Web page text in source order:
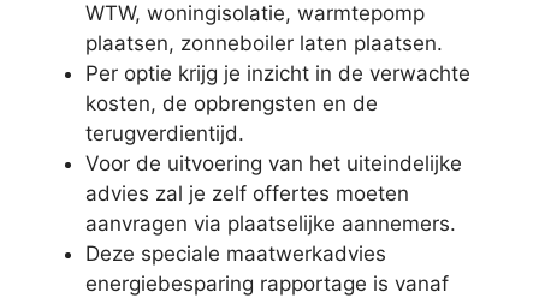
WTW, woningisolatie, warmtepomp
plaatsen, zonneboiler laten plaatsen.
Per optie krijg je inzicht in de verwachte
kosten, de opbrengsten en de
terugverdientijd.
Voor de uitvoering van het uiteindelijke
advies zal je zelf offertes moeten
aanvragen via plaatselijke aannemers.
Deze speciale maatwerkadvies
energiebesparing rapportage is vanaf